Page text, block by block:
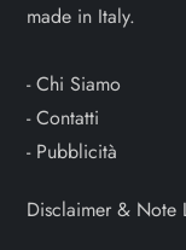
made in Italy.
-Chi Siamo
-Contatti
- Pubblicità
Disclaimer & Note